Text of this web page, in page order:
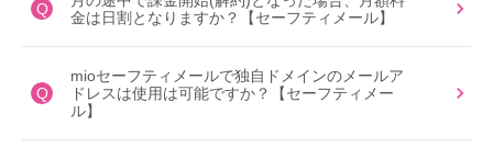
Q
金は日割となりますか？【セーフティメール】
Q
mioセーフティメールで独自ドメインのメールア
ドレスは使用は可能ですか？【セーフティメー
ル】